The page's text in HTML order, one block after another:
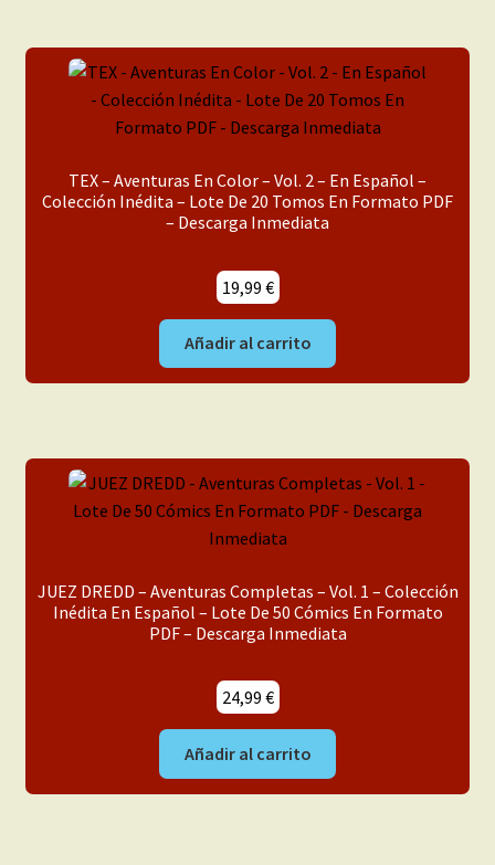
TEX – Aventuras En Color – Vol. 2 – En Español –
Colección Inédita – Lote De 20 Tomos En Formato PDF
– Descarga Inmediata
19,99 €
Añadir al carrito
JUEZ DREDD – Aventuras Completas – Vol. 1 – Colección
Inédita En Español – Lote De 50 Cómics En Formato
PDF – Descarga Inmediata
24,99 €
Añadir al carrito